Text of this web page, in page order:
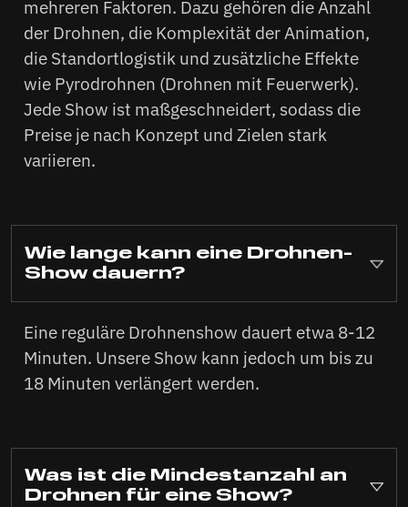
mehreren Faktoren. Dazu gehören die Anzahl
der Drohnen, die Komplexität der Animation,
die Standortlogistik und zusätzliche Effekte
wie Pyrodrohnen (Drohnen mit Feuerwerk).
Jede Show ist maßgeschneidert, sodass die
Preise je nach Konzept und Zielen stark
variieren.
Wie lange kann eine Drohnen-
Show dauern?
Eine reguläre Drohnenshow dauert etwa 8-12
Minuten. Unsere Show kann jedoch um bis zu
18 Minuten verlängert werden.
Was ist die Mindestanzahl an
Drohnen für eine Show?